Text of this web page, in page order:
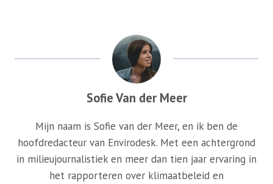
Sofie Van der Meer
Mijn naam is Sofie van der Meer, en ik ben de
hoofdredacteur van Envirodesk. Met een achtergrond
in milieujournalistiek en meer dan tien jaar ervaring in
het rapporteren over klimaatbeleid en